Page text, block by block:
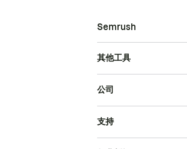
Semrush
其他工具
公司
支持